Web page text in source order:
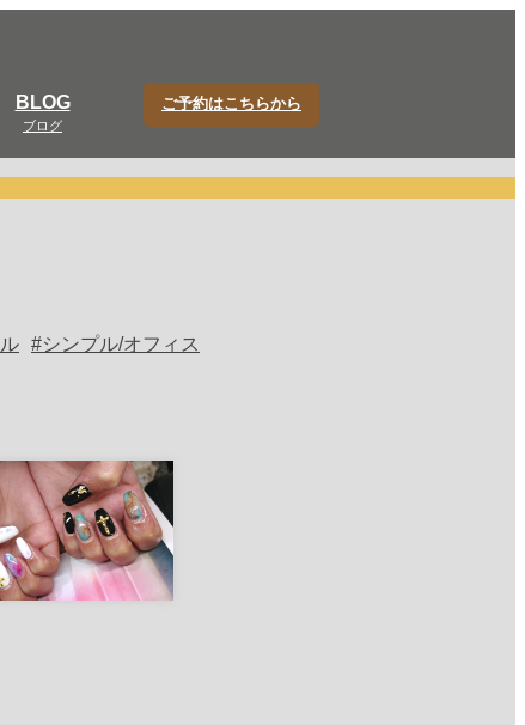
BLOG
ブログ
ご予約はこちらから
シンプル/オフィス